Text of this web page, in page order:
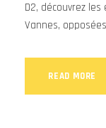
D2, découvrez les
Vannes,
READ MORE